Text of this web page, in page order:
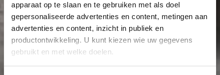
apparaat op te slaan en te gebruiken met als doel
gepersonaliseerde advertenties en content, metingen aan
advertenties en content, inzicht in publiek en
productontwikkeling. U kunt kiezen wie uw gegevens
gebruikt en met welke doelen.